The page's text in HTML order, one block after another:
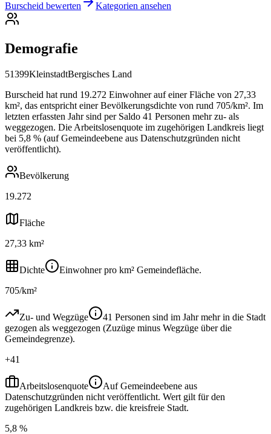
Burscheid bewerten Kategorien ansehen
Demografie
51399KleinstadtBergisches Land
Burscheid hat rund 19.272 Einwohner auf einer Fläche von 27,33
km², das entspricht einer Bevölkerungsdichte von rund 705/km². Im
letzten erfassten Jahr sind per Saldo 41 Personen mehr zu- als
weggezogen. Die Arbeitslosenquote im zugehörigen Landkreis liegt
bei 5,8 % (auf Gemeindeebene aus Datenschutzgründen nicht
veröffentlicht).
Bevölkerung
19.272
Fläche
27,33 km²
Dichte
Einwohner pro km² Gemeindefläche.
705/km²
Zu- und Wegzüge
41 Personen sind im Jahr mehr in die Stadt
gezogen als weggezogen (Zuzüge minus Wegzüge über die
Gemeindegrenze).
+41
Arbeitslosenquote
Auf Gemeindeebene aus
Datenschutzgründen nicht veröffentlicht. Wert gilt für den
zugehörigen Landkreis bzw. die kreisfreie Stadt.
5,8 %